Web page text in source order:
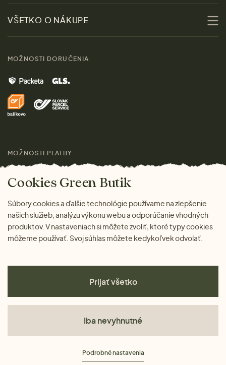
Udržateľnosť
Kontakt
Značky
Pre médiá
Zľavy
Ženy
Muži
Domov
Darčeky
VŠETKO O NÁKUPE
Doprava a platba
MOŽNOSTI DORUČENIA
MOŽNOSTI PLATBY
Ochrana osobných údajov
Cookies
Cookies Green Butik
Súbory cookies a ďalšie technológie používame na zlepšenie
našich služieb, analýzu výkonu webu a odporúčanie vhodných
produktov. V nastaveniach si môžete zvoliť, ktoré typy cookies
môžeme používať. Svoj súhlas môžete kedykoľvek odvolať.
Prijať všetko
Iba nevyhnutné
Podrobné nastavenia